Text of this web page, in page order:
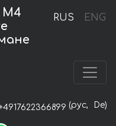
RUS ENG
(рус, De)